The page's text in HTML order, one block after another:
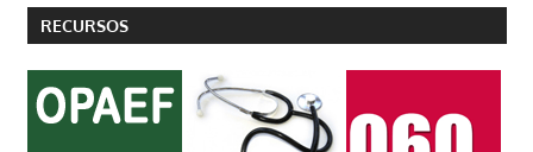
entradas
RECURSOS